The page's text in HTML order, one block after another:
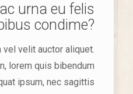
urna eu felis
condime?
vel velit auctor aliquet.
lorem quis bibendum
ipsum, nec sagittis